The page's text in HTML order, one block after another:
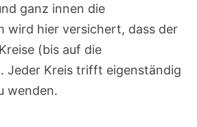
ganz innen die
wird hier versichert, dass der
(bis auf die
Jeder Kreis trifft eigenständig
wenden.